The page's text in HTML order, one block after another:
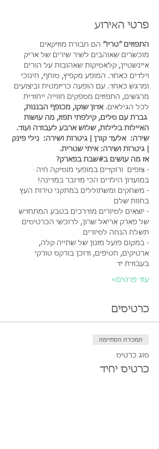
פרטי האירוע
התפוזים ״טריו״ הם חבורת מוזיקאים
מוכשרים שאוהבים לשיר שירים של אריק
איינשטיין, קלאסיקות שאהובות על הורים
וילדים כאחד. המופע מקפיץ, סוחף, חינוכי
ומרגש כאחד. עם הופעה כריזמטית וביצועים
מרגשים, התפוזים מספקים חווייה ייחודית
לכל הגילאים. אדון שוקו, מכופף הבננות,
גברת עם סלים, קילפתי תפוז, מה עושות
האיילות בלילות, שלוש ארבע לעבודה ועוד.
שירה:  אלעד קורן | גיטרות ושירה:  נילי פינק
| גיטרות ושירה: איתי שטרית.
אז מה עושים ב#שבת בפארק?
- צופים  ורוקדים במופעי מוסיקה חיה
במועדון הילדים הכי מדובר במדינה!
- משחקים ומשתוללים במתקני טירות העץ
בחוות שלם
- יוצאים לסיורים מודרכים בטבע המתחדש
של פארק אריאל שרון, לרוכשי הכרטיסים
תשלח הנחה לסיורים
- במקום פועל מזנון של שתייה קלה,
ארטיקים, חטיפים, ודוכן בורקס טורקי
בעבודת יד
עוד פרטים>
כרטיסים
המכירה הסתיימה
סוג כרטיס
כרטיס יחיד